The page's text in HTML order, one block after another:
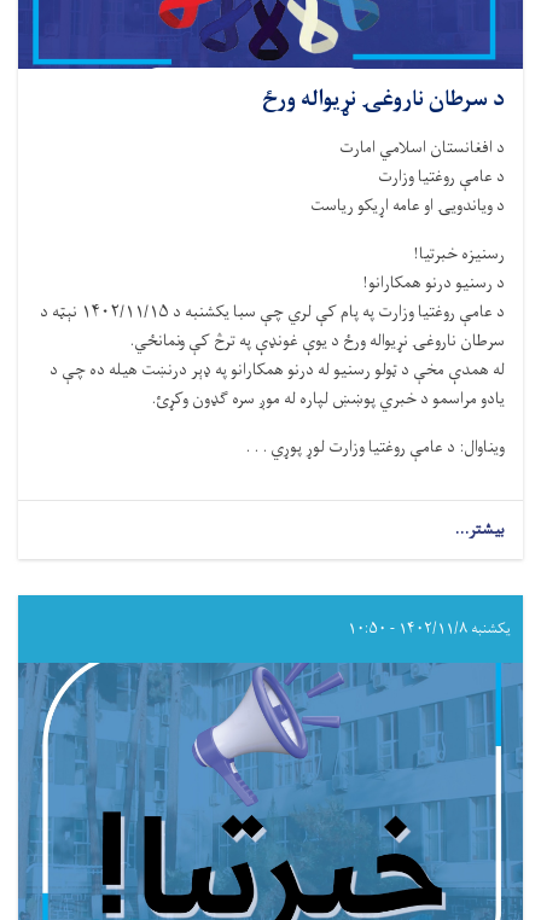
د سرطان ناروغۍ نړیواله ورځ
د افغانستان اسلامي امارت
د عامې روغتیا وزارت
د ویاندویۍ او عامه اړیکو ریاست
رسنیزه خبرتیا!
د رسنیو درنو همکارانو!
د عامې روغتیا وزارت په پام کې لري چې سبا یکشنبه د ۱۴۰۲/۱۱/۱۵ نېټه د
سرطان ناروغۍ نړیواله ورځ د یوې غونډې په ترڅ کې ونمانځي.
له همدې مخې د ټولو رسنیو له درنو همکارانو په ډېر درنښت هیله ده چې د
یادو مراسمو د خبري پوښښ لپاره له موږ سره ګډون وکړئ.
ویناوال: د عامې روغتیا وزارت لوړ پوړي . . .
بیشتر...
یکشنبه ۱۴۰۲/۱۱/۸ - ۱۰:۵۰